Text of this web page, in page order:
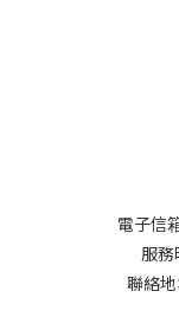
電子信
服
聯絡